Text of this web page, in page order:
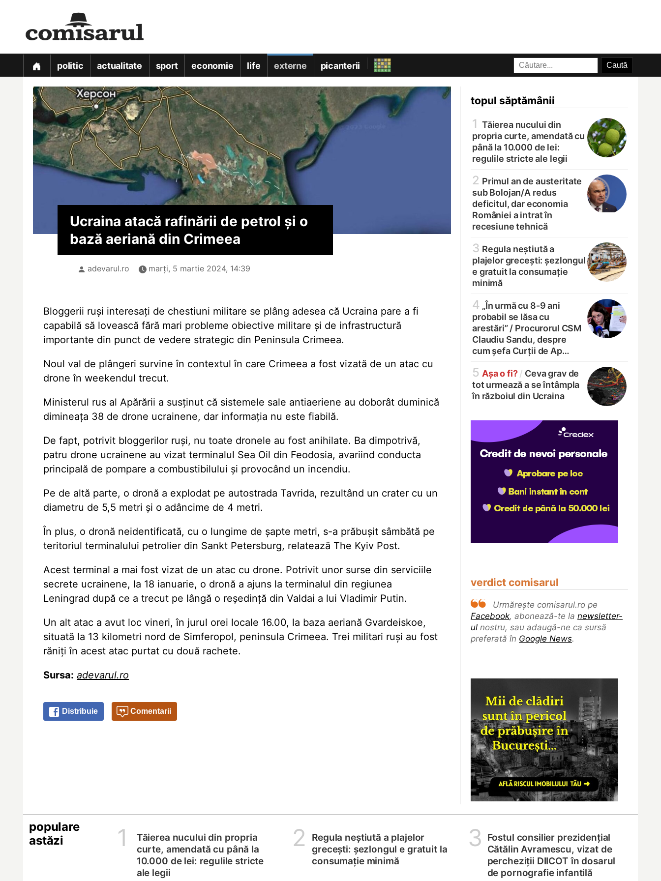
politic actualitate sport economie life externe picanterii
topul săptămânii
1 Tăierea nucului din
propria curte, amendată cu
până la 10.000 de lei:
regulile stricte ale legii
2 Primul an de austeritate
sub Bolojan/A redus
deficitul, dar economia
României a intrat în
recesiune tehnică
3 Regula neștiută a
plajelor grecești: șezlongul
e gratuit la consumație
minimă
4 „În urmă cu 8-9 ani
probabil se lăsa cu
arestări” / Procurorul CSM
Claudiu Sandu, despre
cum șefa Curții de Ap…
5 Așa o fi? / Ceva grav de
tot urmează a se întâmpla
în războiul din Ucraina
verdict comisarul
Urmărește comisarul.ro pe
Facebook, abonează-te la newsletter-
ul nostru, sau adaugă-ne ca sursă
preferată în Google News.
Ucraina atacă rafinării de petrol și o
bază aeriană din Crimeea
adevarul.ro marți, 5 martie 2024, 14:39
Bloggerii ruși interesați de chestiuni militare se plâng adesea că Ucraina pare a fi
capabilă să lovească fără mari probleme obiective militare și de infrastructură
importante din punct de vedere strategic din Peninsula Crimeea.
Noul val de plângeri survine în contextul în care Crimeea a fost vizată de un atac cu
drone în weekendul trecut.
Ministerul rus al Apărării a susținut că sistemele sale antiaeriene au doborât duminică
dimineața 38 de drone ucrainene, dar informația nu este fiabilă.
De fapt, potrivit bloggerilor ruși, nu toate dronele au fost anihilate. Ba dimpotrivă,
patru drone ucrainene au vizat terminalul Sea Oil din Feodosia, avariind conducta
principală de pompare a combustibilului și provocând un incendiu.
Pe de altă parte, o dronă a explodat pe autostrada Tavrida, rezultând un crater cu un
diametru de 5,5 metri și o adâncime de 4 metri.
În plus, o dronă neidentificată, cu o lungime de șapte metri, s-a prăbușit sâmbătă pe
teritoriul terminalului petrolier din Sankt Petersburg, relatează The Kyiv Post.
Acest terminal a mai fost vizat de un atac cu drone. Potrivit unor surse din serviciile
secrete ucrainene, la 18 ianuarie, o dronă a ajuns la terminalul din regiunea
Leningrad după ce a trecut pe lângă o reședință din Valdai a lui Vladimir Putin.
Un alt atac a avut loc vineri, în jurul orei locale 16.00, la baza aeriană Gvardeiskoe,
situată la 13 kilometri nord de Simferopol, peninsula Crimeea. Trei militari ruși au fost
răniți în acest atac purtat cu două rachete.
Sursa: adevarul.ro
Distribuie Comentarii
populare
astăzi
1
Tăierea nucului din propria
curte, amendată cu până la
10.000 de lei: regulile stricte
ale legii
2
Regula neștiută a plajelor
grecești: șezlongul e gratuit la
consumație minimă
3
Fostul consilier prezidențial
Cătălin Avramescu, vizat de
percheziții DIICOT în dosarul
de pornografie infantilă